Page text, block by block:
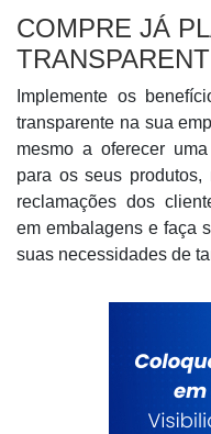
COMPRE JÁ
Implemente os
transparente na sua
mesmo a oferecer
para os seus
reclamações dos
em embalagens e faça
suas necessidades de